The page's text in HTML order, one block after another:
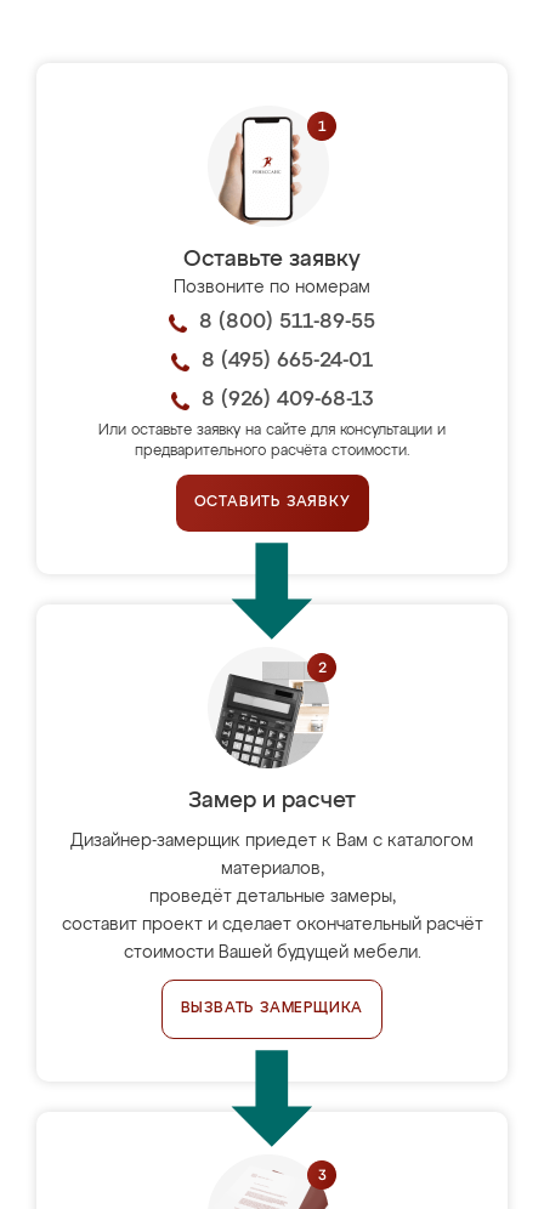
Оставьте заявку
Позвоните по номерам
8 (800) 511-89-55
8 (495) 665-24-01
8 (926) 409-68-13
Или оставьте заявку на сайте для консультации и
предварительного расчёта стоимости.
ОСТАВИТЬ ЗАЯВКУ
Замер и расчет
Дизайнер-замерщик приедет к Вам с каталогом
материалов,
проведёт детальные замеры,
составит проект и сделает окончательный расчёт
стоимости Вашей будущей мебели.
ВЫЗВАТЬ ЗАМЕРЩИКА